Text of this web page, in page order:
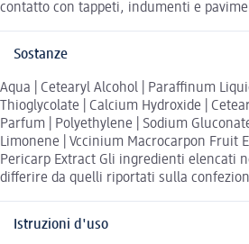
contatto con tappeti, indumenti e
Sostanze
Aqua | Cetearyl Alcohol | Paraffinum
Thioglycolate | Calcium Hydroxide |
Parfum | Polyethylene | Sodium
Limonene | Vccinium Macrocarpon Fruit
Pericarp Extract Gli ingredienti elencati
differire da quelli riportati sulla
Istruzioni d'uso